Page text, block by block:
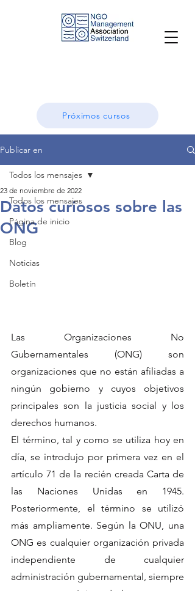
Próximos cursos
Publicar en
Todos los mensajes
Página de inicio
Blog
Noticias
Boletín
Todos los mensajes
Datos curiosos sobre las
ONG
23 de noviembre de 2022
Las Organizaciones No
Gubernamentales (ONG) son
organizaciones que no están afiliadas a
ningún gobierno y cuyos objetivos
principales son la justicia social y los
derechos humanos.
El término, tal y como se utiliza hoy en
día, se introdujo por primera vez en el
artículo 71 de la recién creada Carta de
las Naciones Unidas en 1945.
Posteriormente, el término se utilizó
más ampliamente. Según la ONU, una
ONG es cualquier organización privada
independiente de cualquier
administración gubernamental, siempre